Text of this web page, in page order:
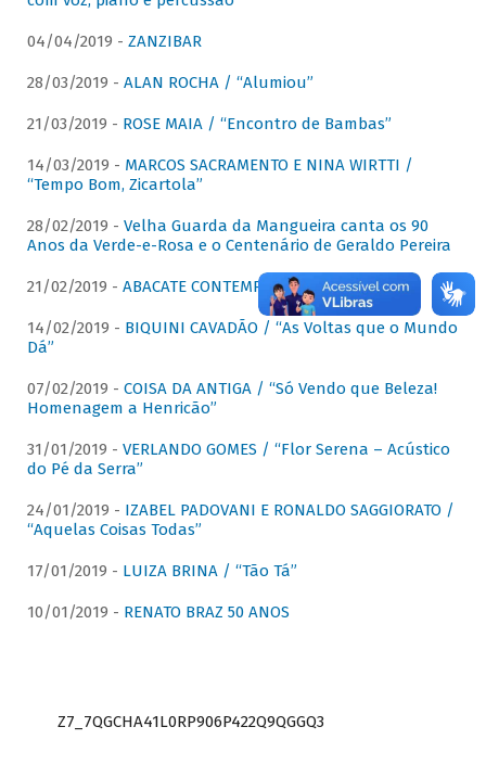
04/04/2019 - ZANZIBAR
28/03/2019 - ALAN ROCHA / “Alumiou”
21/03/2019 - ROSE MAIA / “Encontro de Bambas”
14/03/2019 - MARCOS SACRAMENTO E NINA WIRTTI /
“Tempo Bom, Zicartola”
28/02/2019 - Velha Guarda da Mangueira canta os 90
Anos da Verde-e-Rosa e o Centenário de Geraldo Pereira
21/02/2019 - ABACATE CONTEMPORÂNEO
14/02/2019 - BIQUINI CAVADÃO / “As Voltas que o Mundo
Dá”
07/02/2019 - COISA DA ANTIGA / “Só Vendo que Beleza!
Homenagem a Henricão”
31/01/2019 - VERLANDO GOMES / “Flor Serena – Acústico
do Pé da Serra”
24/01/2019 - IZABEL PADOVANI E RONALDO SAGGIORATO /
“Aquelas Coisas Todas”
17/01/2019 - LUIZA BRINA / “Tão Tá”
10/01/2019 - RENATO BRAZ 50 ANOS
Z7_7QGCHA41L0RP906P422Q9QGGQ3